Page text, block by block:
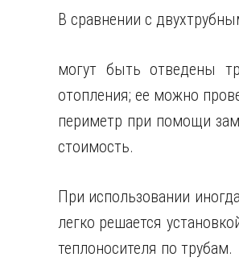
В сравнении с
могут быть отведены
отопления; ее можно
периметр при помощи
стоимость.
При использовании
легко решается
теплоносителя по трубам.